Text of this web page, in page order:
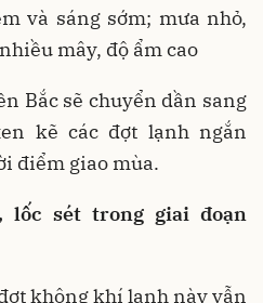
và sáng sớm; mưa nhỏ,
mây, độ ẩm cao
Bắc sẽ chuyển dần sang
kẽ các đợt lạnh ngắn
điểm giao mùa.
lốc sét trong giai đoạn
không khí lạnh này vẫn